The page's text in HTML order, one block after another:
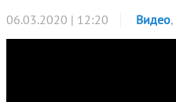
06.03.2020 | 12:20 Видео,